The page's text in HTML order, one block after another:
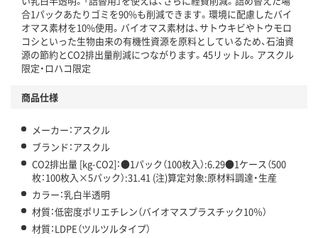
合1パックあたりゴミを90%も削減できます。環境に配慮したバイ
オマス素材を10%使用。バイオマス素材は、サトウキビやトウモロ
コシといった生物由来の有機性資源を原料としているため、石油資
源の節約とCO2排出量削減につながります。45リットル。アスクル
限定・ロハコ限定
商品仕様
メーカー：アスクル
ブランド：アスクル
CO2排出量 [kg-CO2]：●1パック（100枚入）:6.29●1ケース（500
枚：100枚入×5パック）:31.41 (注)算定対象:原材料調達・生産
カラー：乳白半透明
材質：低密度ポリエチレン（バイオマスプラスチック10％）
材質：LDPE（ツルツルタイプ）